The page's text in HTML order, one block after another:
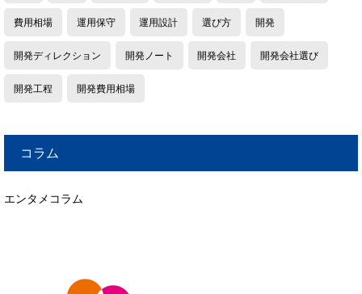
費用相場 運用保守 運用設計 選び方 開発
開発ディレクション 開発ノート 開発会社 開発会社選び
開発工程 開発費用相場
コラム
エンタメコラム